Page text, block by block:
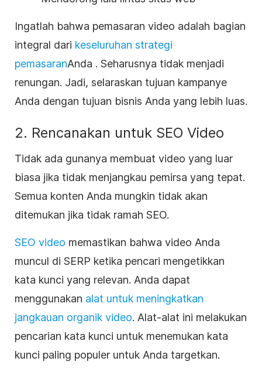
Ingatlah bahwa pemasaran video adalah bagian
integral dari keseluruhan strategi
pemasaranAnda . Seharusnya tidak menjadi
renungan. Jadi, selaraskan tujuan kampanye
Anda dengan tujuan bisnis Anda yang lebih luas.
2. Rencanakan untuk SEO Video
Tidak ada gunanya membuat video yang luar
biasa jika tidak menjangkau pemirsa yang tepat.
Semua konten Anda mungkin tidak akan
ditemukan jika tidak ramah SEO.
SEO video memastikan bahwa video Anda
muncul di SERP ketika pencari mengetikkan
kata kunci yang relevan. Anda dapat
menggunakan alat untuk meningkatkan
jangkauan organik video. Alat-alat ini melakukan
pencarian kata kunci untuk menemukan kata
kunci paling populer untuk Anda targetkan.